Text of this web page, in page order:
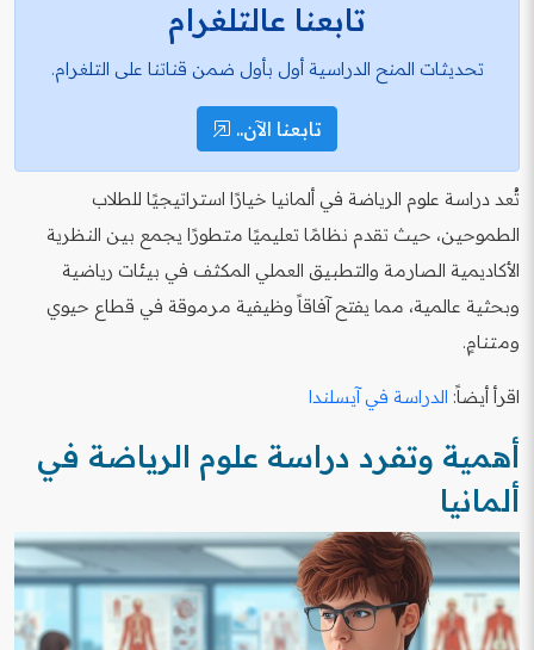
تابعنا عالتلغرام
تحديثات المنح الدراسية أول بأول ضمن قناتنا على التلغرام.
تابعنا الآن..
تُعد دراسة علوم الرياضة في ألمانيا خيارًا استراتيجيًا للطلاب
الطموحين، حيث تقدم نظامًا تعليميًا متطورًا يجمع بين النظرية
الأكاديمية الصارمة والتطبيق العملي المكثف في بيئات رياضية
وبحثية عالمية، مما يفتح آفاقاً وظيفية مرموقة في قطاع حيوي
ومتنامٍ.
اقرأ أيضاً: الدراسة في آيسلندا
أهمية وتفرد دراسة علوم الرياضة في
ألمانيا